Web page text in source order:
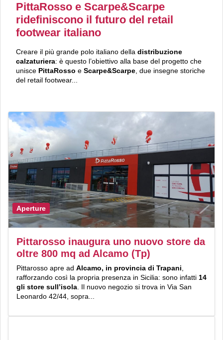
PittaRosso e Scarpe&Scarpe
ridefiniscono il futuro del retail
footwear italiano
Creare il più grande polo italiano della distribuzione
calzaturiera: è questo l’obiettivo alla base del progetto che
unisce PittaRosso e Scarpe&Scarpe , due insegne storiche
del retail footwear...
Aperture
Pittarosso inaugura uno nuovo store da
oltre 800 mq ad Alcamo (Tp)
Pittarosso apre ad Alcamo, in provincia di Trapani
rafforzando così la propria presenza in Sicilia: sono infatti 14
gli store sull’isola . Il nuovo negozio si trova in Via San
Leonardo 42/44, sopra...